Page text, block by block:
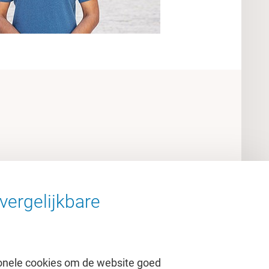
cookies om de website goed